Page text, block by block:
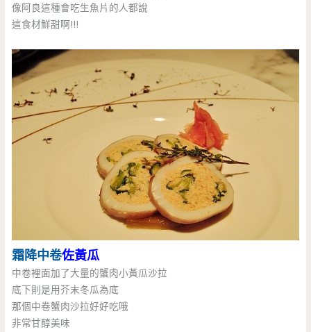
像阿良這種會吃生魚片的人都說
這食材鮮甜啊!!!
霜降中卷佐黃瓜
中卷裡面加了大量的蟹肉小黃瓜沙拉
底下則是用芥末冬瓜為底
那個中卷蟹肉沙拉好好吃哦
非常甘醇美味